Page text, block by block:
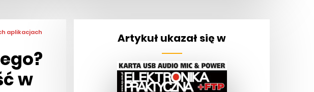
aplikacjach
w
Artykuł ukazał się w